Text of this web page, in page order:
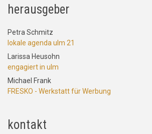
herausgeber
Petra Schmitz
lokale agenda ulm 21
Larissa Heusohn
engagiert in ulm
Michael Frank
FRESKO - Werkstatt für Werbung
kontakt